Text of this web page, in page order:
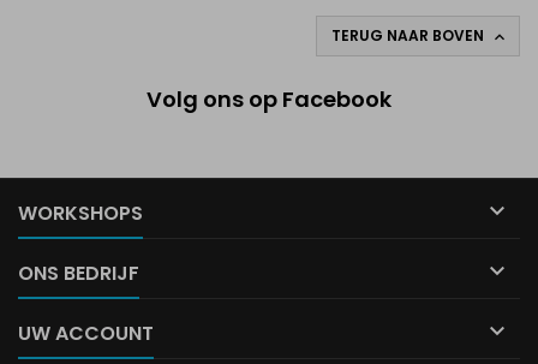
TERUG NAAR BOVEN 
Volg ons op Facebook
WORKSHOPS 
ONS BEDRIJF 
UW ACCOUNT 